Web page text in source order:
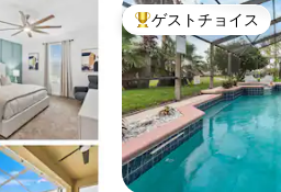
大好評のゲストチョ
ゲストチョイス